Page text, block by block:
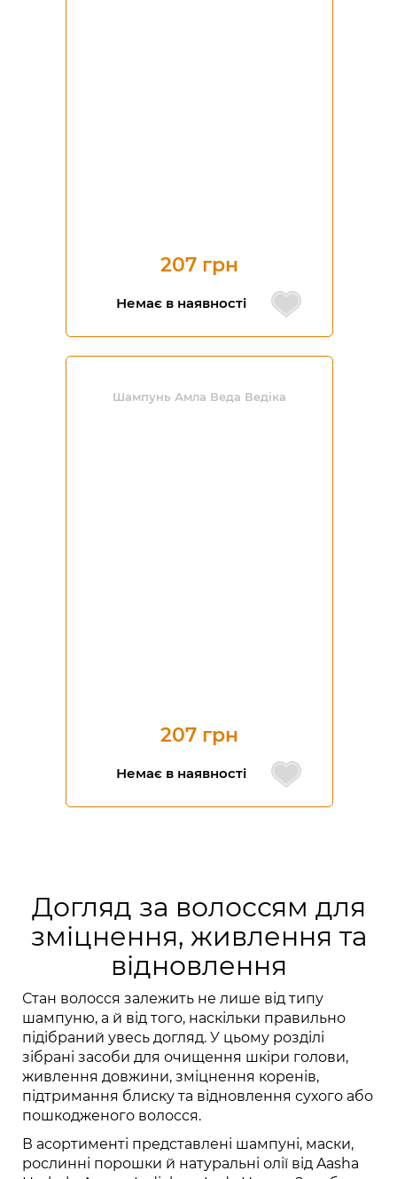
207 грн
Немає в наявності
Шампунь Амла Веда Ведіка
207 грн
Немає в наявності
Догляд за волоссям для
зміцнення, живлення та
відновлення
Стан волосся залежить не лише від типу
шампуню, а й від того, наскільки правильно
підібраний увесь догляд. У цьому розділі
зібрані засоби для очищення шкіри голови,
живлення довжини, зміцнення коренів,
підтримання блиску та відновлення сухого або
пошкодженого волосся.
В асортименті представлені шампуні, маски,
рослинні порошки й натуральні олії від Aasha